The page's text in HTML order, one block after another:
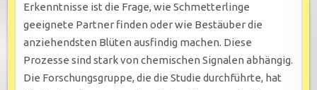
Erkenntnisse ist die Frage, wie Schmetterlinge
geeignete Partner finden oder wie Bestäuber die
anziehendsten Blüten ausfindig machen. Diese
Prozesse sind stark von chemischen Signalen abhängig.
Die Forschungsgruppe, die die Studie durchführte, hat